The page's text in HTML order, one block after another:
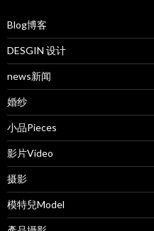
Blog博客
DESGIN 设计
news新闻
婚纱
小品Pieces
影片Video
摄影
模特兒Model